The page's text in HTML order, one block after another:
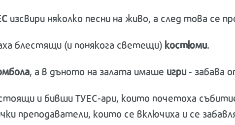
изсвири няколко песни на живо, а след това се
блестящи (и понякога светещи)костюми.
, а в дъното на залата имаше игри- забава
и бивши ТУЕС-ари, които почетоха
преподаватели, които се включиха и се